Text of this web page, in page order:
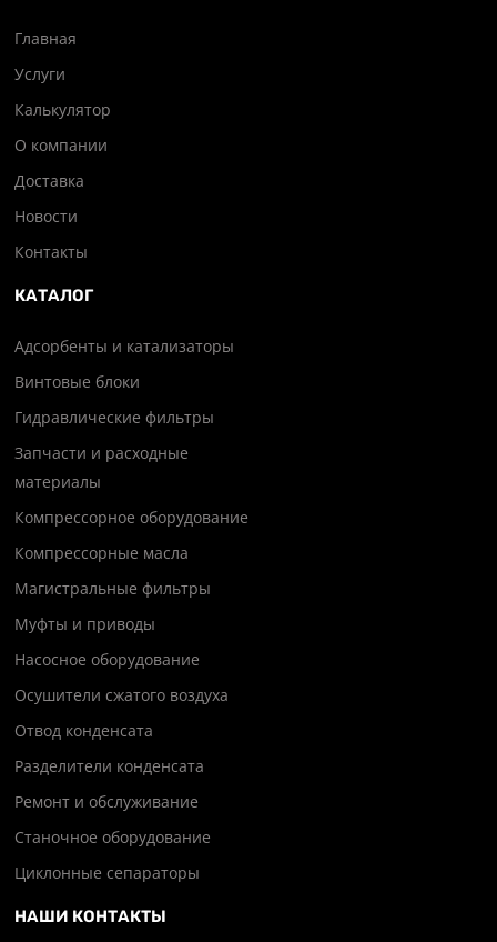
Главная
Услуги
Калькулятор
О компании
Доставка
Новости
Контакты
КАТАЛОГ
Адсорбенты и катализаторы
Винтовые блоки
Гидравлические фильтры
Запчасти и расходные
материалы
Компрессорное оборудование
Компрессорные масла
Магистральные фильтры
Муфты и приводы
Насосное оборудование
Осушители сжатого воздуха
Отвод конденсата
Разделители конденсата
Ремонт и обслуживание
Станочное оборудование
Циклонные сепараторы
НАШИ КОНТАКТЫ